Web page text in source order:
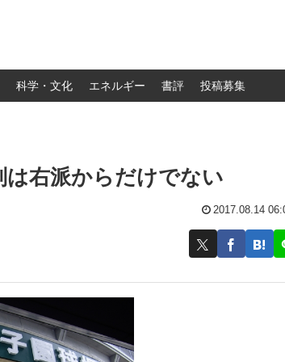
科学・文化 エネルギー 書評 投稿募集
は右派からだけでない
2017.08.14